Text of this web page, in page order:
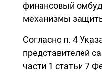
финансовый
механизмы
Согласно п. 4
представителей
части 1 статьи 7